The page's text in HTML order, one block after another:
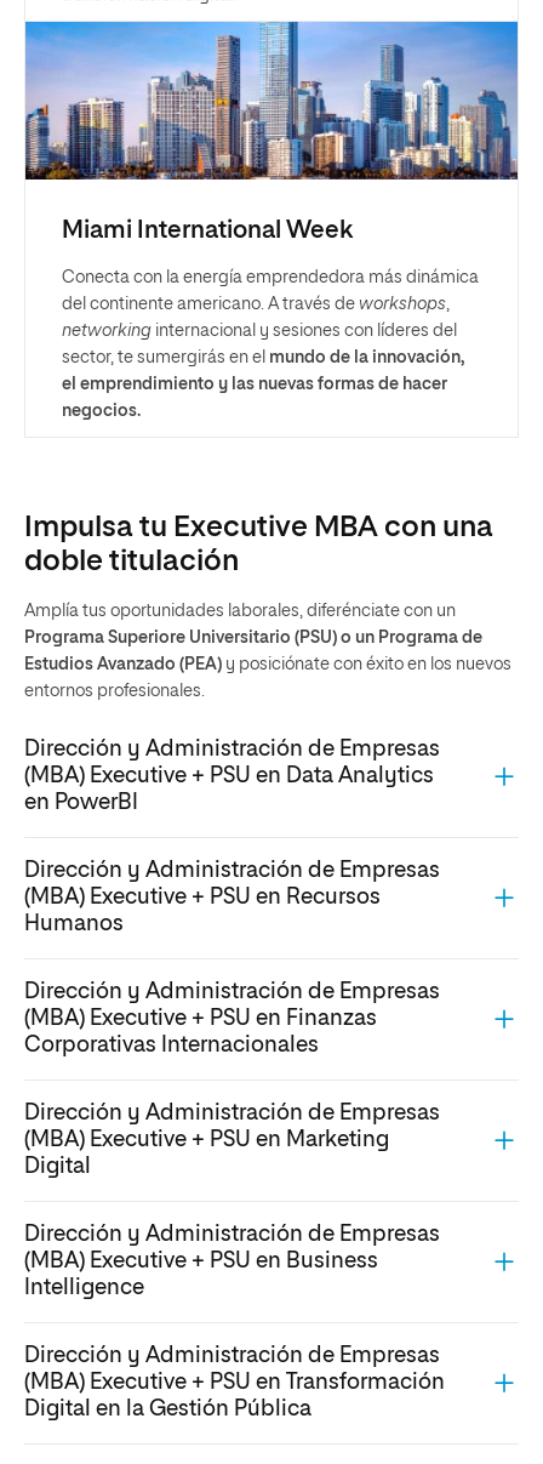
Miami International Week
Conecta con la energía emprendedora más dinámica
del continente americano. A través de workshops,
networking internacional y sesiones con líderes del
sector, te sumergirás en el mundo de la innovación,
el emprendimiento y las nuevas formas de hacer
negocios.
Impulsa tu Executive MBA con una
doble titulación
Amplía tus oportunidades laborales, diferénciate con un
Programa Superiore Universitario (PSU) o un Programa de
Estudios Avanzado (PEA) y posiciónate con éxito en los nuevos
entornos profesionales.
Dirección y Administración de Empresas
(MBA) Executive + PSU en Data Analytics
en PowerBI
Dirección y Administración de Empresas
(MBA) Executive + PSU en Recursos
Humanos
Dirección y Administración de Empresas
(MBA) Executive + PSU en Finanzas
Corporativas Internacionales
Dirección y Administración de Empresas
(MBA) Executive + PSU en Marketing
Digital
Dirección y Administración de Empresas
(MBA) Executive + PSU en Business
Intelligence
Dirección y Administración de Empresas
(MBA) Executive + PSU en Transformación
Digital en la Gestión Pública